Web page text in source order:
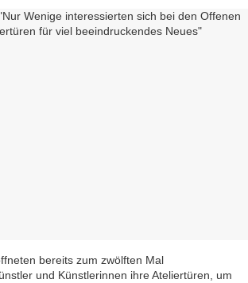
bereits zum zwölften Mal
und Künstlerinnen ihre Ateliertüren, um